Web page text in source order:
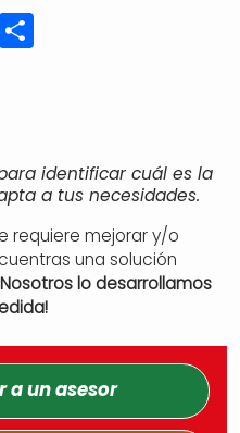
WhatsApp
identificar cuál es la
a tus necesidades.
requiere mejorar y/o
una solución
lo desarrollamos
a unasesor